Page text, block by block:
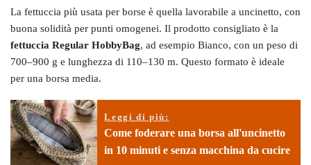
La fettuccia più usata per borse è quella lavorabile a uncinetto, con
buona solidità per punti omogenei. Il prodotto consigliato è la
fettuccia Regular HobbyBag, ad esempio Bianco, con un peso di
700–900 g e lunghezza di 110–130 m. Questo formato è ideale
per una borsa media.
Leggi di più:
Come foderare una borsa all'uncinetto
in 10 minuti e senza macchina da cucire